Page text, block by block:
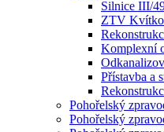
Silnice III/
ZTV
Komplexní
Přístavba a
Pohořelský
Pohořelský